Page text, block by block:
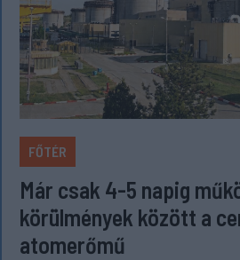
FŐTÉR
Már csak 4-5 napig
körülmények között a
atomerőmű